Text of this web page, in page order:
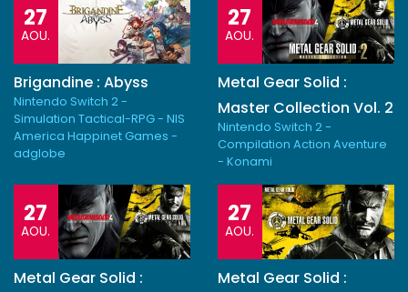
27
AOU.
Brigandine : Abyss
Nintendo Switch 2 -
Simulation Tactical-RPG - NIS
America Happinet Games -
adglobe
27
AOU.
Metal Gear Solid :
Master Collection Vol. 2
Nintendo Switch 2 -
Compilation Action Aventure
- Konami
27
AOU.
Metal Gear Solid :
27
AOU.
Metal Gear Solid :